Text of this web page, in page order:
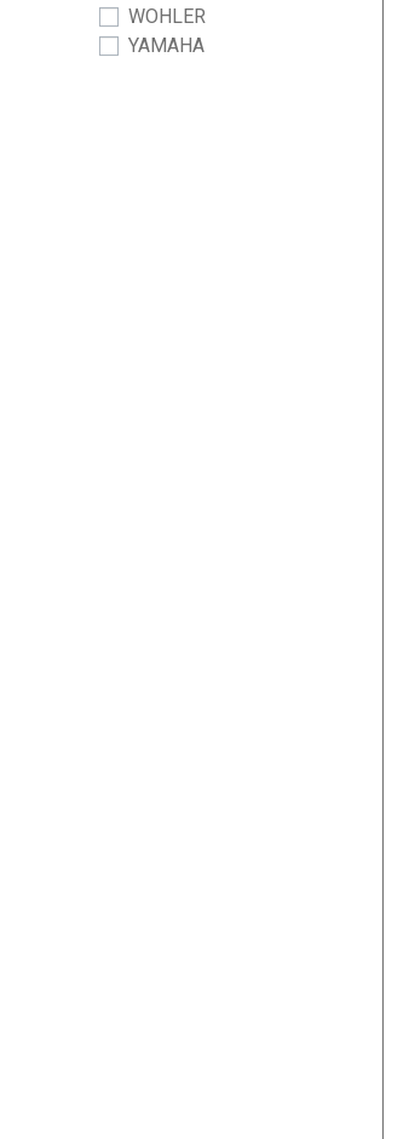
WOHLER
YAMAHA